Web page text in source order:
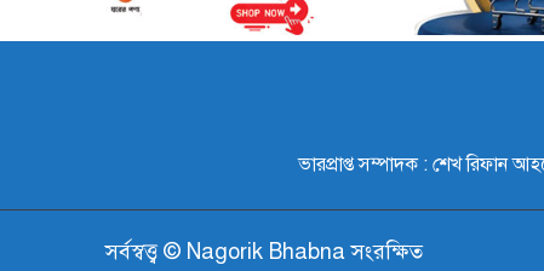
ভারপ্রাপ্ত সম্পাদক : শেখ
সর্বস্বত্ত্ব © Nagorik Bhabna সংরক্ষিত